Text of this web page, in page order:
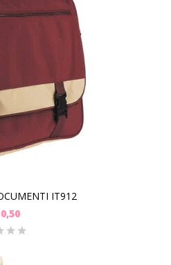
IT912